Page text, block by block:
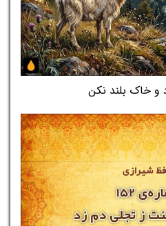
و خاک بلند نکن